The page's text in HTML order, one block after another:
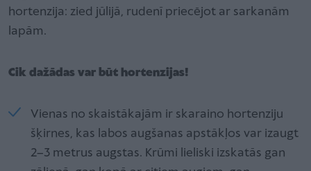
hortenzija: zied jūlijā, rudenī priecējot ar sarkanām
lapām.
Cik dažādas var būt hortenzijas!
Vienas no skaistākajām ir skaraino hortenziju
šķirnes, kas labos augšanas apstākļos var izaugt
2–3 metrus augstas. Krūmi lieliski izskatās gan